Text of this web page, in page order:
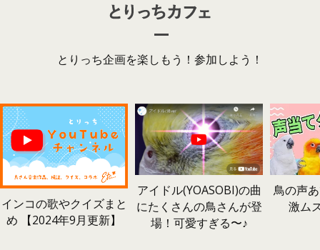
とりっち企画を楽しもう！参加しよう！
インコの歌やクイズまと
め 【2024年9月更新】
アイドル(YOASOBI)の曲
にたくさんの鳥さんが登
場！可愛すぎる〜♪
鳥の声
激ム